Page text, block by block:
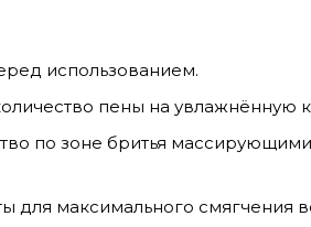
использованием.
пены на увлажнённую
по зоне бритья
для максимального смягчения